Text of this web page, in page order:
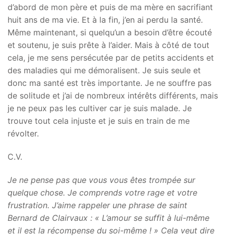
d’abord de mon père et puis de ma mère en sacrifiant
huit ans de ma vie. Et à la fin, j’en ai perdu la santé.
Même maintenant, si quelqu’un a besoin d’être écouté
et soutenu, je suis prête à l’aider. Mais à côté de tout
cela, je me sens persécutée par de petits accidents et
des maladies qui me démoralisent. Je suis seule et
donc ma santé est très importante. Je ne souffre pas
de solitude et j’ai de nombreux intérêts différents, mais
je ne peux pas les cultiver car je suis malade. Je
trouve tout cela injuste et je suis en train de me
révolter.
C.V.
Je ne pense pas que vous vous êtes trompée sur
quelque chose. Je comprends votre rage et votre
frustration. J’aime rappeler une phrase de saint
Bernard de Clairvaux : « L’amour se suffit à lui-même
et il est la récompense du soi-même ! » Cela veut dire